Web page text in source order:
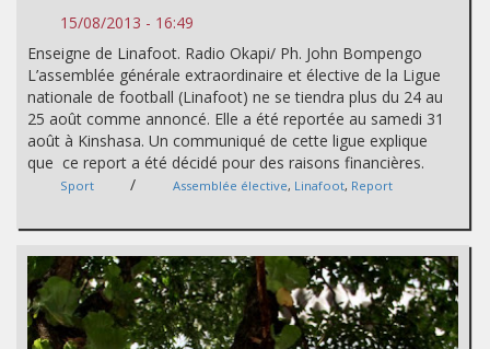
15/08/2013 - 16:49
Enseigne de Linafoot. Radio Okapi/ Ph. John Bompengo
L’assemblée générale extraordinaire et élective de la Ligue
nationale de football (Linafoot) ne se tiendra plus du 24 au
25 août comme annoncé. Elle a été reportée au samedi 31
août à Kinshasa. Un communiqué de cette ligue explique
que ce report a été décidé pour des raisons financières.
Sport / Assemblée élective, Linafoot, Report